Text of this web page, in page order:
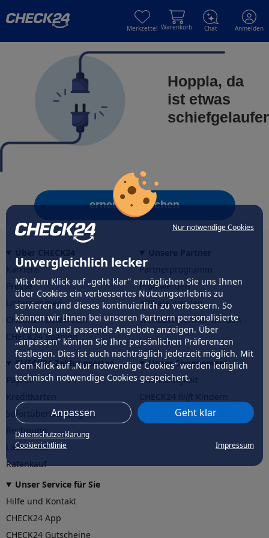
Nur notwendige Cookies
Unvergleichlich lecker
Mit dem Klick auf „geht klar” ermöglichen Sie uns Ihnen
über Cookies ein verbessertes Nutzungserlebnis zu
servieren und dieses kontinuierlich zu verbessern. So
können wir Ihnen bei unseren Partnern personalisierte
Werbung und passende Angebote anzeigen. Über
„anpassen” können Sie Ihre persönlichen Präferenzen
festlegen. Dies ist auch nachträglich jederzeit möglich. Mit
dem Klick auf „Nur notwendige Cookies” werden lediglich
technisch notwendige Cookies gespeichert.
Anpassen Geht klar
Datenschutzerklärung
Cookierichtlinie
Impressum
Merkzettel Warenkorb Chat Anmelden
Hoppla, da
ist etwas
erneut versuchen
Karriere
Presse
Unternehmen
CHECK24 Österreich
CHECK24 Spanien
Partnerprogramm
Profi werden
Affiliate werden
Werkstattpartner werden
CHECK24 Zahlungsarten
PayPal
Sofortüberweisung
Rechnung
Lastschrift
Ratenkauf
Unser Engagement
Nachhaltigkeit
CHECK24hilftder Natur
Unser Service für Sie
Hilfe und Kontakt
CHECK24 App
CHECK24 Gutscheine